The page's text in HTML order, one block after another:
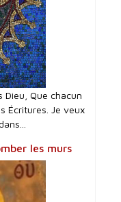
Que chacun
Écritures. Je veux
les murs